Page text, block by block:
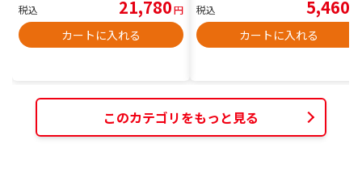
税込 21,780円
カートに入れる
税込 5,460
カートに入れる
このカテゴリをもっと見る